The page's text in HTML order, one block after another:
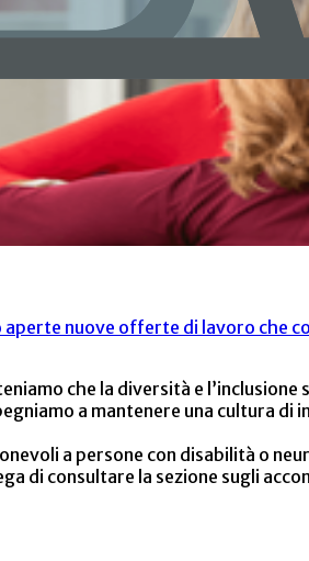
nuove offerte di lavoro che
che la diversità e
a mantenere una cultura di
a persone con disabilità o
di consultare la sezione sugli